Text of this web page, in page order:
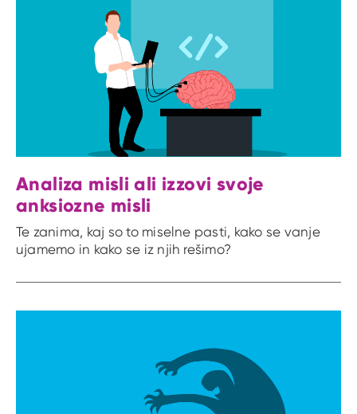
Analiza misli ali izzovi svoje
anksiozne misli
Te zanima, kaj so to miselne pasti, kako se vanje
ujamemo in kako se iz njih rešimo?